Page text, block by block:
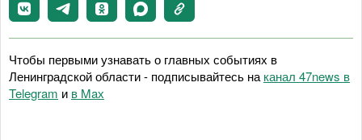
Чтобы первыми узнавать о главных событиях в
Ленинградской области - подписывайтесь на канал 47news в
Telegram и в Maх